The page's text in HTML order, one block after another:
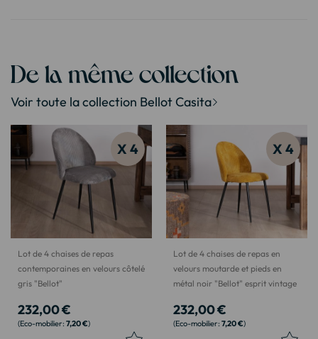
De la même collection
Voir toute la collection Bellot Casita
X 4
Lot de 4 chaises de repas
contemporaines en velours côtelé
gris "Bellot"
232,00 €
7,20 €
X 4
Lot de 4 chaises de repas en
velours moutarde et pieds en
métal noir "Bellot" esprit vintage
232,00 €
7,20 €